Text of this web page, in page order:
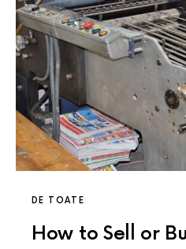
DE TOATE
How to Sell or